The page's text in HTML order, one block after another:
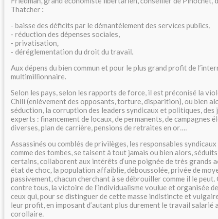
Thatcher :
- baisse des déficits par le démantèlement des services publics,
- réduction des dépenses sociales,
- privatisation,
- déréglementation du droit du travail.
Aux dépens du bien commun et pour le plus grand profit de
multimillionnaire.
Selon les pays, selon les rapports de force, il est préconisé la
Chili (enlèvement des opposants, torture, disparition), ou bien
séduction, la corruption des leaders syndicaux et politiques, des
experts : financement de locaux, de permanents, de campagnes
diverses, plan de carrière, pensions de retraites en or….
Assassinés ou comblés de privilèges, les responsables
comme des tombes, se taisent à tout jamais ou bien alors,
certains, collaborent aux intérêts d’une poignée de très grands
état de choc, la population affaiblie, déboussolée, privée de
passivement, chacun cherchant à se débrouiller comme il le peut.
contre tous, la victoire de l’individualisme voulue et organisée
ceux qui, pour se distinguer de cette masse indistincte et
leur profit, en imposant d’autant plus durement le travail salarié
corollaire.